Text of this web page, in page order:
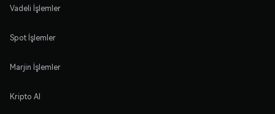
Vadeli İşlemler
Spot İşlemler
Marjin İşlemler
Kripto Al